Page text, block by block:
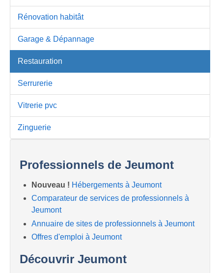
Rénovation habitât
Garage & Dépannage
Restauration
Serrurerie
Vitrerie pvc
Zinguerie
Professionnels de Jeumont
Nouveau ! Hébergements à Jeumont
Comparateur de services de professionnels à
Jeumont
Annuaire de sites de professionnels à Jeumont
Offres d'emploi à Jeumont
Découvrir Jeumont